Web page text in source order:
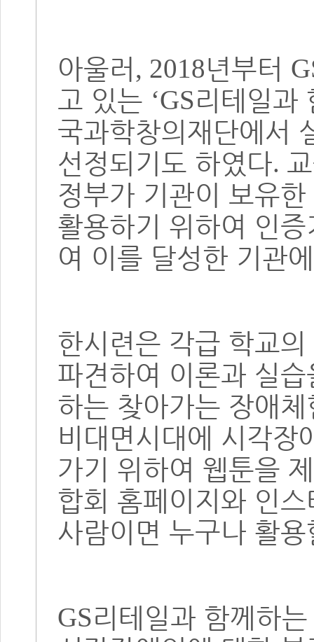
아울러 , 2018년부터
고 있는 ‘GS리테일과
국과학창의재단에서
선정되기도 하였다.
정부가 기관이 보유
활용하기 위하여 인
여 이를 달성한 기관
한시련은 각급 학교
파견하여 이론과 실
하는 찾아가는 장애체
비대면시대에 시각장
가기 위하여 웹툰을
합회 홈페이지와 인
사람이면 누구나 활
GS리테일과 함께하